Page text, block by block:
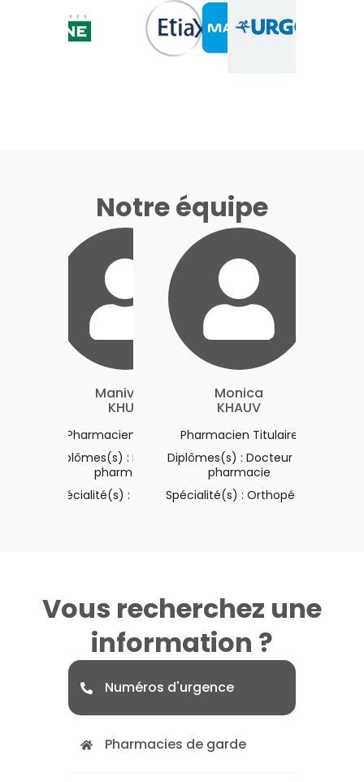
Notre équipe
Manivuth
KHUN
Pharmacien Titulaire
Diplômes(s) : Docteur en
pharmacie
Spécialité(s) : Orthopédie
Monica
KHAUV
Pharmacien Titulaire
Diplômes(s) : Docteur en
pharmacie
Spécialité(s) : Orthopédie
Vous recherchez une
information ?
Numéros d'urgence
Pharmacies de garde